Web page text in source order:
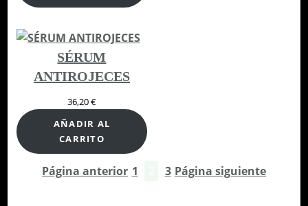
SÉRUM
ANTIROJECES
36,20€
AÑADIR AL
CARRITO
Página anterior 1 3 Página siguiente